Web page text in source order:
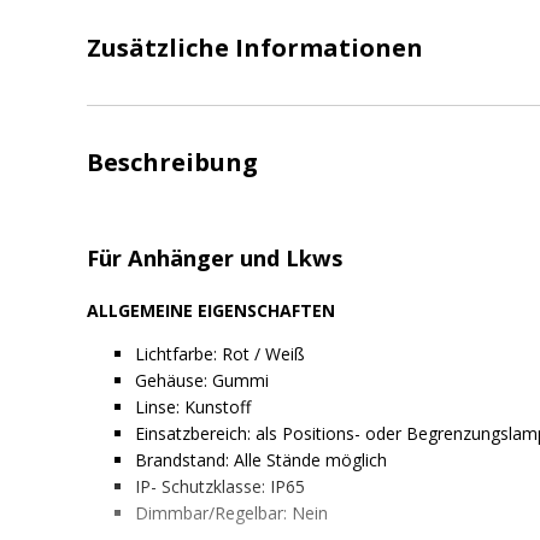
Zusätzliche Informationen
Beschreibung
Für Anhänger und Lkws
ALLGEMEINE EIGENSCHAFTEN
Lichtfarbe: Rot / Weiß
Gehäuse: Gummi
Linse: Kunstoff
Einsatzbereich: als Positions- oder
Brandstand: Alle Stände möglich
IP- Schutzklasse: IP65
Dimmbar/Regelbar: Nein